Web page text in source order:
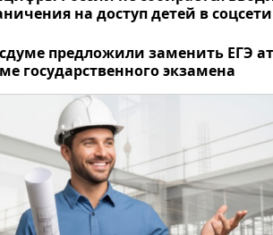
на доступ детей в соцсети
предложили заменить ЕГЭ
государственного экзамена